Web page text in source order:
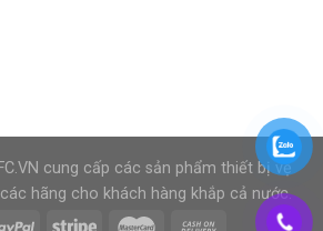
cung cấp các sản phẩm thiết bị vệ
hãng cho khách hàng khắp cả nước.